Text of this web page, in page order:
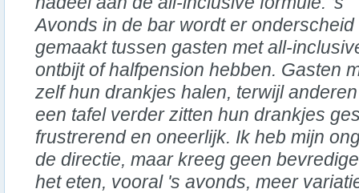
Avonds in de bar wordt er onderscheid
gemaakt tussen gasten met all-
ontbijt of halfpension hebben. Gasten
zelf hun drankjes halen, terwijl
een tafel verder zitten hun drankjes
frustrerend en oneerlijk. Ik heb mijn
de directie, maar kreeg geen
het eten, vooral 's avonds, meer